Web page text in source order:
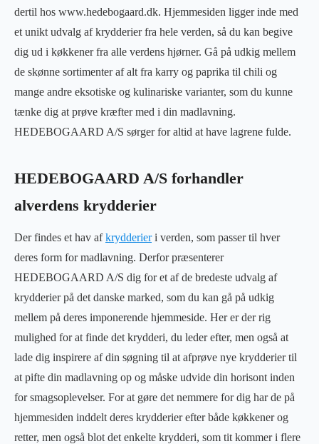
dertil hos www.hedebogaard.dk. Hjemmesiden ligger inde med
et unikt udvalg af krydderier fra hele verden, så du kan begive
dig ud i køkkener fra alle verdens hjørner. Gå på udkig mellem
de skønne sortimenter af alt fra karry og paprika til chili og
mange andre eksotiske og kulinariske varianter, som du kunne
tænke dig at prøve kræfter med i din madlavning.
HEDEBOGAARD A/S sørger for altid at have lagrene fulde.
HEDEBOGAARD A/S forhandler
alverdens krydderier
Der findes et hav afkrydderieri verden, som passer til hver
deres form for madlavning. Derfor præsenterer
HEDEBOGAARD A/S dig for et af de bredeste udvalg af
krydderier på det danske marked, som du kan gå på udkig
mellem på deres imponerende hjemmeside. Her er der rig
mulighed for at finde det krydderi, du leder efter, men også at
lade dig inspirere af din søgning til at afprøve nye krydderier til
at pifte din madlavning op og måske udvide din horisont inden
for smagsoplevelser. For at gøre det nemmere for dig har de på
hjemmesiden inddelt deres krydderier efter både køkkener og
retter, men også blot det enkelte krydderi, som tit kommer i flere